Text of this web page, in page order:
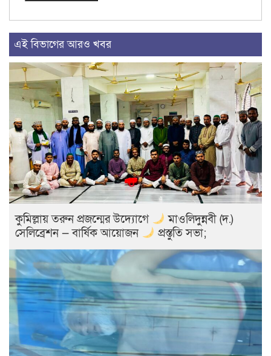
এই বিভাগের আরও খবর
কুমিল্লায় তরুন প্রজন্মের উদ্যোগে
মাওলিদুন্নবী (দ.)
সেলিব্রেশন — বার্ষিক আয়োজন
প্রস্তুতি সভা;